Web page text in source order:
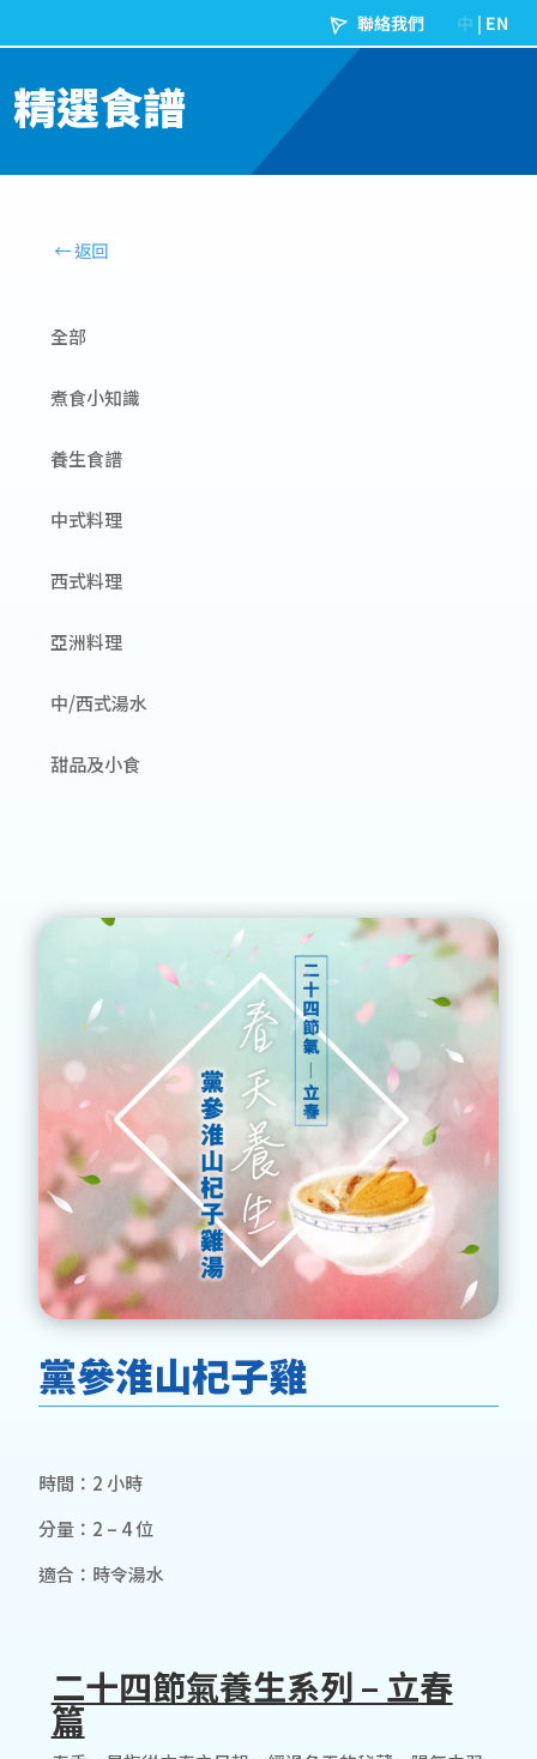
精選食譜
全部
煮食小知識
養生食譜
中式料理
西式料理
亞洲料理
中/西式湯水
甜品及小食
黨參淮山杞子雞
時間：2 小時
分量：2 – 4 位
適合：時令湯水
二十四節氣養生系列 – 立春
篇